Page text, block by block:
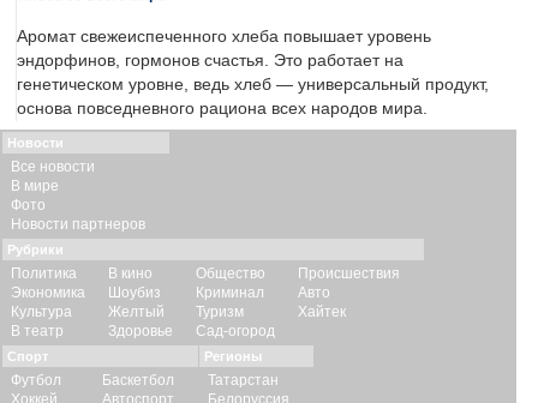
Аромат свежеиспеченного хлеба повышает уровень
эндорфинов, гормонов счастья. Это работает на
генетическом уровне, ведь хлеб — универсальный продукт,
основа повседневного рациона всех народов мира.
Новости
Все новости
В мире
Фото
Новости партнеров
Рубрики
Политика
Экономика
Культура
В театр
В кино
Шоубиз
Желтый
Здоровье
Общество
Криминал
Туризм
Сад-огород
Происшествия
Авто
Хайтек
Спорт
Футбол
Баскетбол
Регионы
Татарстан